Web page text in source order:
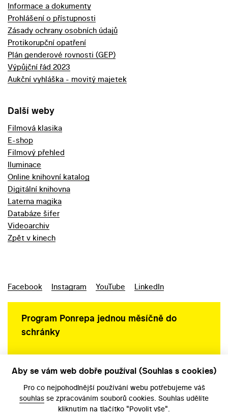
Informace a dokumenty
Prohlášení o přístupnosti
Zásady ochrany osobních údajů
Protikorupční opatření
Plán genderové rovnosti (GEP)
Výpůjční řád 2023
Aukční vyhláška - movitý majetek
Další weby
Filmová klasika
E-shop
Filmový přehled
Iluminace
Online knihovní katalog
Digitální knihovna
Laterna magika
Databáze šifer
Videoarchiv
Zpět v kinech
Facebook Instagram YouTube LinkedIn
Program Ponrepa jednou měsíčně do
schránky
Aby se vám web dobře používal (Souhlas s cookies)
Pro co nejpohodlnější používání webu potřebujeme váš
souhlas se zpracováním souborů cookies. Souhlas udělíte
kliknutím na tlačítko "Povolit vše".